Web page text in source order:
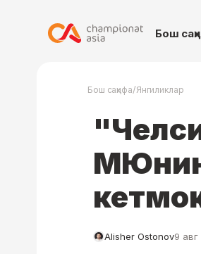
Бош
Бош саҳифа/Янгиликлар
Alisher Ostonov9 авг